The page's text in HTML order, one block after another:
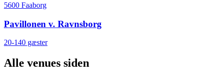
5600 Faaborg
Pavillonen v. Ravnsborg
20-140 gæster
Alle venues siden